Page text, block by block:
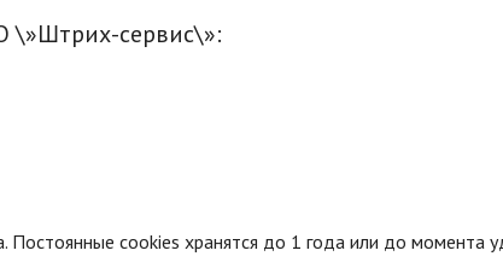
\»Штрих-сервис\»:
Постоянные cookies хранятся до 1 года или до момента